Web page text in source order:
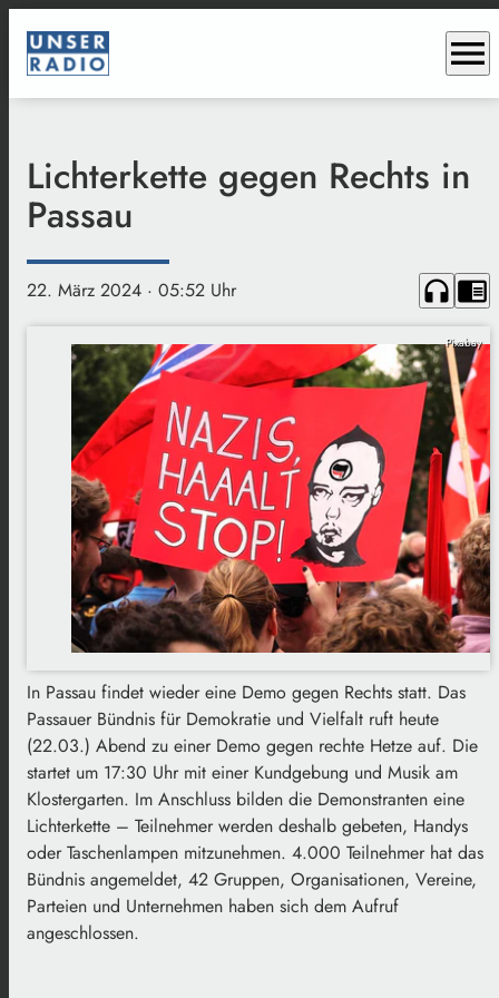
menu
Lichterkette gegen Rechts in
Passau
22. März 2024 · 05:52 Uhr headphones chrome_reader_mode
Pixabay
In Passau findet wieder eine Demo gegen Rechts statt. Das
Passauer Bündnis für Demokratie und Vielfalt ruft heute
(22.03.) Abend zu einer Demo gegen rechte Hetze auf. Die
startet um 17:30 Uhr mit einer Kundgebung und Musik am
Klostergarten. Im Anschluss bilden die Demonstranten eine
Lichterkette – Teilnehmer werden deshalb gebeten, Handys
oder Taschenlampen mitzunehmen. 4.000 Teilnehmer hat das
Bündnis angemeldet, 42 Gruppen, Organisationen, Vereine,
Parteien und Unternehmen haben sich dem Aufruf
angeschlossen.